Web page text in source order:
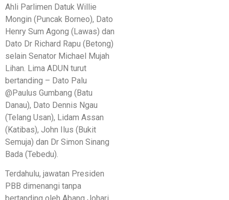
Ahli Parlimen Datuk Willie
Mongin (Puncak Borneo), Dato
Henry Sum Agong (Lawas) dan
Dato Dr Richard Rapu (Betong)
selain Senator Michael Mujah
Lihan. Lima ADUN turut
bertanding – Dato Palu
@Paulus Gumbang (Batu
Danau), Dato Dennis Ngau
(Telang Usan), Lidam Assan
(Katibas), John Ilus (Bukit
Semuja) dan Dr Simon Sinang
Bada (Tebedu).
Terdahulu, jawatan Presiden
PBB dimenangi tanpa